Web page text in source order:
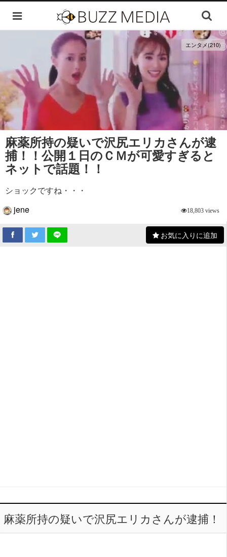
エンタメ(210)
麻薬所持の疑いで沢尻エリカさんが逮
捕！！公開１日のＣＭが可愛すぎると
ネットで話題！！
ショックですね・・・
jene
18,803 views
お気に入りに追加
麻薬所持の疑いで沢尻エリカさんが逮捕！